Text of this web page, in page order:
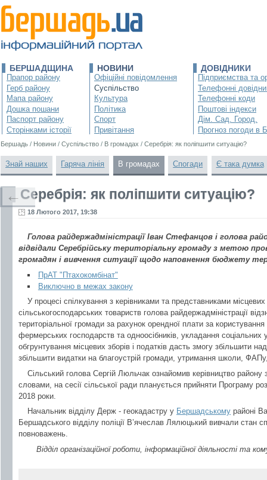
БЕРШАДЩИНА
Прапор району
Герб району
Мапа району
Дошка пошани
Паспорт району
Сторінками історії
НОВИНИ
Офіційні повідомлення
Суспільство
Культура
Політика
Спорт
Привітання
ДОВІДНИКИ
Підприємства та
Телефонні
Телефонні коди
Поштові індекси
Дім. Сад. Город.
Прогноз погоди в
Бершадь / Новини / Суспільство / В громадах / Серебрія: як поліпшити ситуацію?
Знай наших Гаряча лінія В громадах Спогади Є така думка
Серебрія: як поліпшити ситуацію?
18 Лютого 2017, 19:38
Голова райдержадміністрації Іван Стефанцов і голова
відвідали Серебрійську територіальну громаду з метою
громадян і вивчення ситуації щодо наповнення бюджету
ПрАТ "Птахокомбінат"
Виключно в межах закону
У процесі спілкування з керівниками та представниками місцевих
сільськогосподарських товариств голова райдержадміністрації
територіальної громади за рахунок орендної плати за
фермерських господарств та одноосібників, укладання
обгрунтування місцевих зборів і податків дасть змогу збільшити
збільшити видатки на благоустрій громади, утримання школи,
Сільський голова Сергій Люльчак ознайомив керівництво
словами, на сесії сільської ради планується прийняти Програму
2018 роки.
Начальник відділу Держ - геокадастру у Бершадському районі
Бершадського відділу поліції В’ячеслав Лялюцький вивчали стан
повноважень.
Відділ організаційної роботи, інформаційної діяльності та
←